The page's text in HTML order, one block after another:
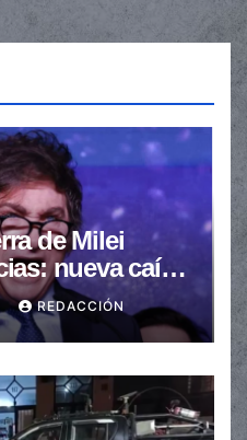
de Milei
nueva caída
no
REDACCIÓN